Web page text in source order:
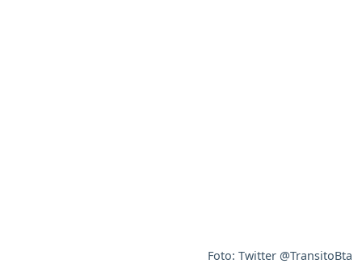
Foto: Twitter @TransitoBta